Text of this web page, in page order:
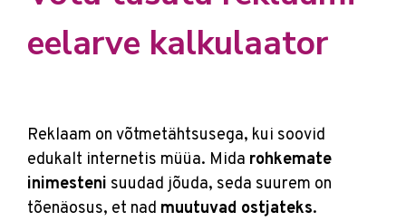
eelarve kalkulaator
Reklaam on võtmetähtsusega, kui soovid
edukalt internetis müüa. Mida rohkemate
inimesteni suudad jõuda, seda suurem on
tõenäosus, et nad muutuvad ostjateks.